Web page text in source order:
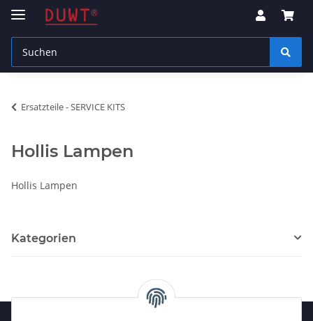
Ersatzteile - SERVICE KITS
Hollis Lampen
Hollis Lampen
Kategorien